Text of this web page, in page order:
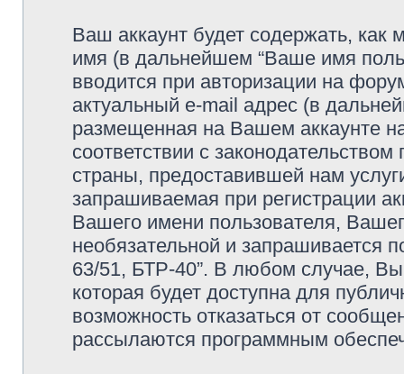
Ваш аккаунт будет содержать,
имя (в дальнейшем “Ваше имя
вводится при авторизации на
актуальный e-mail адрес (в
размещенная на Вашем аккаунте
соответствии с
страны, предоставившей нам
запрашиваемая при регистрации
Вашего имени пользователя,
необязательной и запрашивается
63/51, БТР-40”. В любом случае,
которая будет доступна для
возможность отказаться от
рассылаются программным